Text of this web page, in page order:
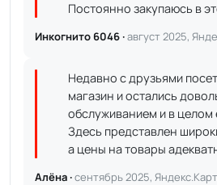
Постоянно закупаюсь в
Инкогнито 6046 ·август 2025,
Недавно с друзьями
магазин и остались
обслуживанием и в целом
Здесь представлен
а цены на товары
Алёна ·сентябрь 2025,